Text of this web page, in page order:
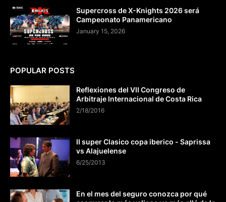
Supercross de X-Knights 2026 será
Campeonato Panamericano
January 15, 2026
POPULAR POSTS
Reflexiones del VII Congreso de
Arbitraje Internacional de Costa Rica
2/18/2016
II super Clasico copa iberico - Saprissa
vs Alajuelense
6/25/2013
En el mes del seguro conozca por qué